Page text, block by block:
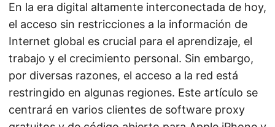
En la era digital altamente interconectada de hoy,
el acceso sin restricciones a la información de
Internet global es crucial para el aprendizaje, el
trabajo y el crecimiento personal. Sin embargo,
por diversas razones, el acceso a la red está
restringido en algunas regiones. Este artículo se
centrará en varios clientes de software proxy